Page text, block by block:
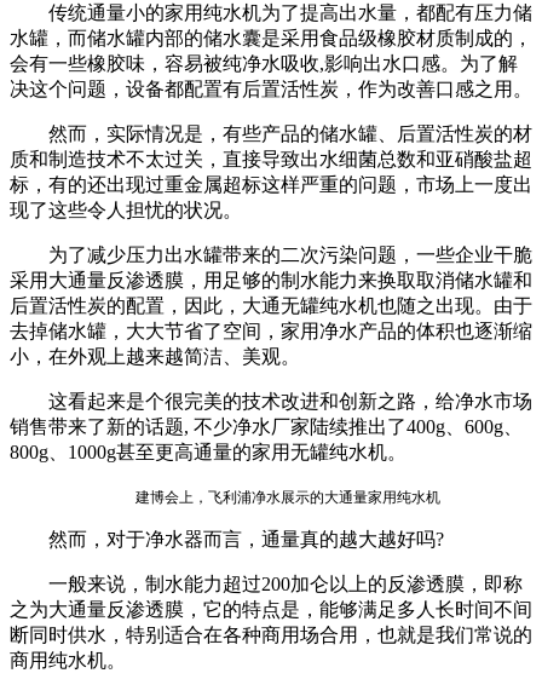
传统通量小的家用纯水机为了提高出水量，都配有压力储
水罐，而储水罐内部的储水囊是采用食品级橡胶材质制成的，
会有一些橡胶味，容易被纯净水吸收,影响出水口感。为了解
决这个问题，设备都配置有后置活性炭，作为改善口感之用。
然而，实际情况是，有些产品的储水罐、后置活性炭的材
质和制造技术不太过关，直接导致出水细菌总数和亚硝酸盐超
标，有的还出现过重金属超标这样严重的问题，市场上一度出
现了这些令人担忧的状况。
为了减少压力出水罐带来的二次污染问题，一些企业干脆
采用大通量反渗透膜，用足够的制水能力来换取取消储水罐和
后置活性炭的配置，因此，大通无罐纯水机也随之出现。由于
去掉储水罐，大大节省了空间，家用净水产品的体积也逐渐缩
小，在外观上越来越简洁、美观。
这看起来是个很完美的技术改进和创新之路，给净水市场
销售带来了新的话题, 不少净水厂家陆续推出了400g、600g、
800g、1000g甚至更高通量的家用无罐纯水机。
建博会上，飞利浦净水展示的大通量家用纯水机
然而，对于净水器而言，通量真的越大越好吗?
一般来说，制水能力超过200加仑以上的反渗透膜，即称
之为大通量反渗透膜，它的特点是，能够满足多人长时间不间
断同时供水，特别适合在各种商用场合用，也就是我们常说的
商用纯水机。